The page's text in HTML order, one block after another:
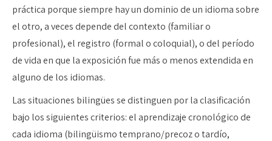
práctica porque siempre hay un dominio de un idioma sobre
el otro, a veces depende del contexto (familiar o
profesional), el registro (formal o coloquial), o del período
de vida en que la exposición fue más o menos extendida en
alguno de los idiomas.
Las situaciones bilingües se distinguen por la clasificación
bajo los siguientes criterios: el aprendizaje cronológico de
cada idioma (bilingüismo temprano/precoz o tardío,